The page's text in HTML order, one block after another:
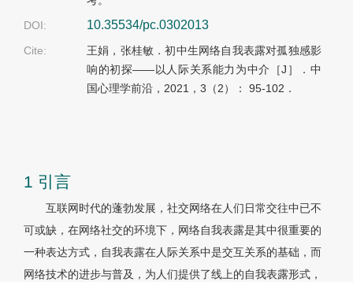
DOI:
10.35534/pc.0302013
Cite:
王娟，张桂敏．初中生网络自我表露对孤独感影
响的初探——以人际关系能力为中介［J］．中
国心理学前沿，2021，3（2）： 95-102．
1 引言
互联网时代的蓬勃发展，社交网络在人们日常交往中已不
可或缺，在网络社交的环境下，网络自我表露是其中很重要的
一种表达方式，自我表露在人际关系中是交互关系的基础，而
网络技术的进步与普及，为人们提供了线上的自我表露形式，